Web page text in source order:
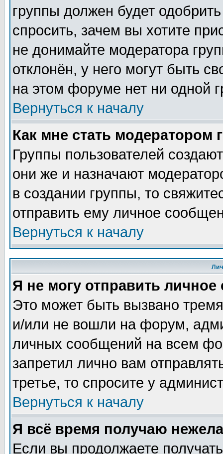
группы должен будет
спросить, зачем вы хотите
не донимайте модератора
отклонён, у него могут быть
на этом форуме нет ни одной
Вернуться к началу
Как мне стать модератором
Группы пользователей
они же и назначают
в создании группы, то
отправить ему личное
Вернуться к началу
Я не могу отправить
Это может быть вызвано
и/или не вошли на форум,
личных сообщений на всем
запретил лично вам
третье, то спросите у
Вернуться к началу
Я всё время получаю
Если вы продолжаете